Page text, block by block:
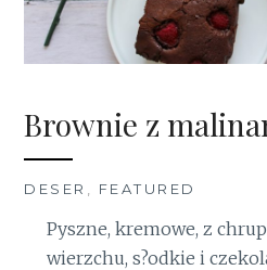
Brownie z
DESER , FEATURED
Pyszne, kremowe, z
wierzchu, s?odkie i